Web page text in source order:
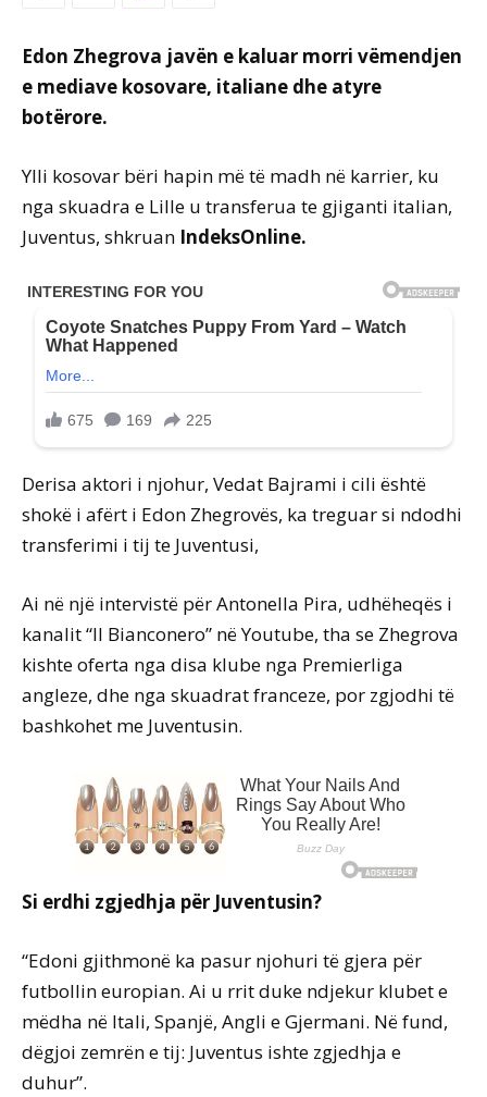
Edon Zhegrova javën e kaluar morri vëmendjen
e mediave kosovare, italiane dhe atyre
botërore.
Ylli kosovar bëri hapin më të madh në karrier, ku
nga skuadra e Lille u transferua te gjiganti italian,
Juventus, shkruan IndeksOnline.
Derisa aktori i njohur, Vedat Bajrami i cili është
shokë i afërt i Edon Zhegrovës, ka treguar si ndodhi
transferimi i tij te Juventusi,
Ai në një intervistë për Antonella Pira, udhëheqës i
kanalit “Il Bianconero” në Youtube, tha se Zhegrova
kishte oferta nga disa klube nga Premierliga
angleze, dhe nga skuadrat franceze, por zgjodhi të
bashkohet me Juventusin.
Si erdhi zgjedhja për Juventusin?
“Edoni gjithmonë ka pasur njohuri të gjera për
futbollin europian. Ai u rrit duke ndjekur klubet e
mëdha në Itali, Spanjë, Angli e Gjermani. Në fund,
dëgjoi zemrën e tij: Juventus ishte zgjedhja e
duhur”.